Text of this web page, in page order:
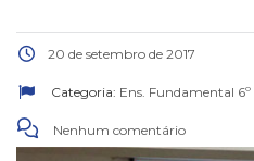
20 de setembro de 2017
Categoria: Ens. Fundamental 6º
Nenhum comentário